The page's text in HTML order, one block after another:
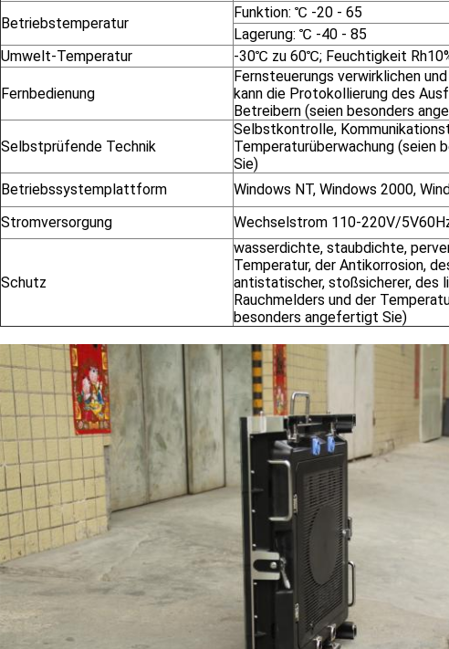
Betriebstemperatur
Funktion: ℃ -20 - 65
Lagerung: ℃ -40 - 85
Umwelt-Temperatur
-30℃ zu 60℃; Feuchtigkeit
Fernbedienung
Fernsteuerungs verwirklichen
kann die Protokollierung des
Betreibern (seien besonders
Selbstprüfende Technik
Selbstkontrolle,
Temperaturüberwachung (seien
Sie)
Betriebssystemplattform
Windows NT, Windows 2000,
Stromversorgung
Wechselstrom 110-220V/
Schutz
wasserdichte, staubdichte,
Temperatur, der Antikorrosion,
antistatischer, stoßsicherer, des
Rauchmelders und der
besonders angefertigt Sie)